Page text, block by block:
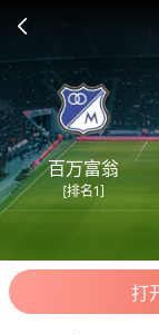
百万富翁
[排名1]
打